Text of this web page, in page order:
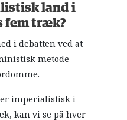
land i
fem træk?
i debatten ved at
metode
er imperialistisk i
kan vi se på hver